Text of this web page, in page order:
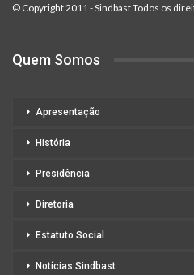
© Copyright 2011 - Sindbast Todos os
Quem Somos
Apresentação
História
Presidência
Diretoria
Estatuto Social
Notícias Sindbast